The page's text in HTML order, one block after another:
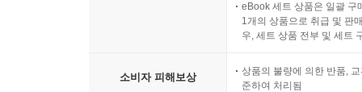
eBook 세트 상품은 일괄 구
1개의 상품으로 취급 및 판
우, 세트 상품 전부 및 세트
소비자 피해보상
상품의 불량에 의한 반품,
준하여 처리됨